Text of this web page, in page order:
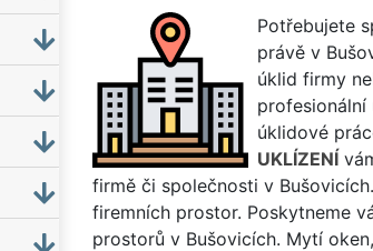
Potřebujete
právě v
úklid firmy
úklidové
UKLÍZENÍ
firmě či společnosti v
firemních prostor. Poskytneme
prostorů v Bušovicích. Mytí